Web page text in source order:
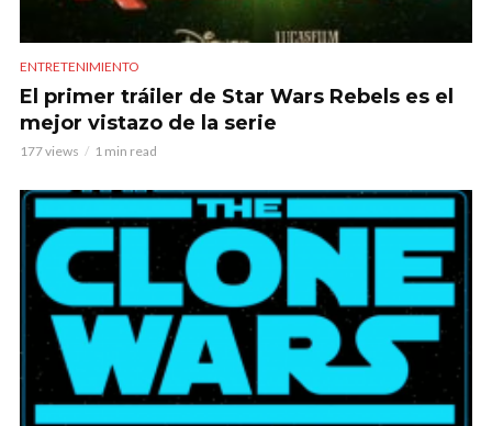
ENTRETENIMIENTO
El primer tráiler de Star Wars Rebels es el
mejor vistazo de la serie
177 views 1 min read